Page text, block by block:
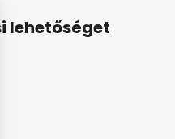
lehetőséget